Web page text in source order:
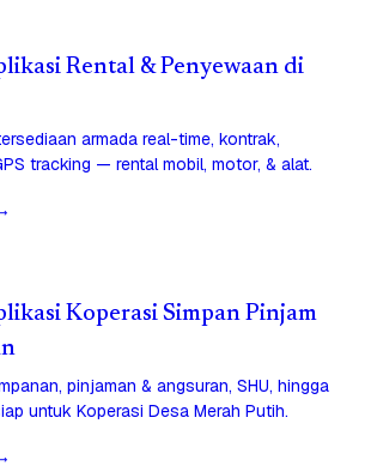
Rental & Penyewaan di
armada real-time, kontrak,
tracking — rental mobil, motor, & alat.
Koperasi Simpan Pinjam
pinjaman & angsuran, SHU, hingga
untuk Koperasi Desa Merah Putih.